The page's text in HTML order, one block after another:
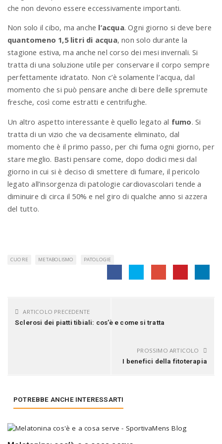
che non devono essere eccessivamente importanti.
Non solo il cibo, ma anche l’acqua. Ogni giorno si deve bere
quantomeno 1,5 litri di acqua, non solo durante la
stagione estiva, ma anche nel corso dei mesi invernali. Si
tratta di una soluzione utile per conservare il corpo sempre
perfettamente idratato. Non c’è solamente l’acqua, dal
momento che si può pensare anche di bere delle spremute
fresche, così come estratti e centrifughe.
Un altro aspetto interessante è quello legato al fumo. Si
tratta di un vizio che va decisamente eliminato, dal
momento che è il primo passo, per chi fuma ogni giorno, per
stare meglio. Basti pensare come, dopo dodici mesi dal
giorno in cui si è deciso di smettere di fumare, il pericolo
legato all’insorgenza di patologie cardiovascolari tende a
diminuire di circa il 50% e nel giro di qualche anno si azzera
del tutto.
CUORE METABOLISMO PATOLOGIE
ARTICOLO PRECEDENTE
Sclerosi dei piatti tibiali: cos’è e come si tratta
PROSSIMO ARTICOLO
I benefici della fitoterapia
POTREBBE ANCHE INTERESSARTI